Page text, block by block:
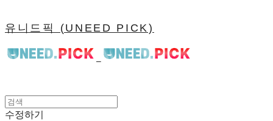
유니드픽 (UNEED PICK)
수정하기